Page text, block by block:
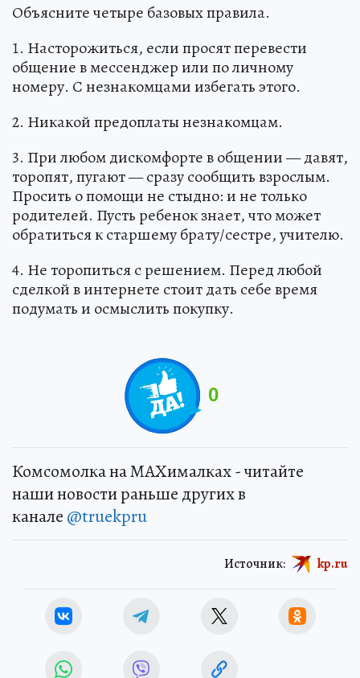
Объясните четыре базовых правила.
1. Насторожиться, если просят перевести
общение в мессенджер или по личному
номеру. С незнакомцами избегать этого.
2. Никакой предоплаты незнакомцам.
3. При любом дискомфорте в общении — давят,
торопят, пугают — сразу сообщить взрослым.
Просить о помощи не стыдно: и не только
родителей. Пусть ребенок знает, что может
обратиться к старшему брату/сестре, учителю.
4. Не торопиться с решением. Перед любой
сделкой в интернете стоит дать себе время
подумать и осмыслить покупку.
0
Комсомолка на MAXималках - читайте
наши новости раньше других в
канале @truekpru
Источник: kp.ru